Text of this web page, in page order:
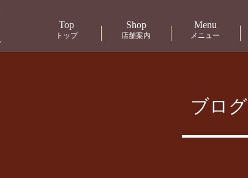
Top
トップ
Shop
店舗案内
Menu
メニュー
ブログ